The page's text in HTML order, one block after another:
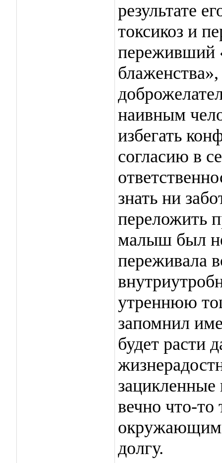
результате
токсикоз и
переживший
наивным
избегать
согласию в
знать ни
переложить
малыш был
переживала
утреннюю
запомнил
будет расти
зацикленные
вечно что-
долгу.